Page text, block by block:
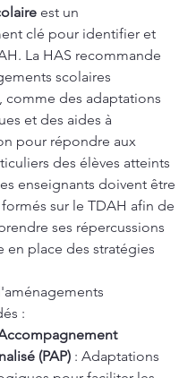
est un
clé pour identifier et
La HAS recommande
scolaires
comme des adaptations
et des aides à
pour répondre aux
des élèves atteints
enseignants doivent être
sur le TDAH afin de
ses répercussions
en place des stratégies
:
(PAP) : Adaptations